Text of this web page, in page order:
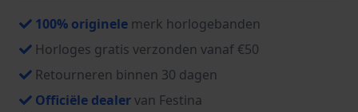
100% originele merk horlogebanden
Horloges gratis verzonden vanaf €50
Retourneren binnen 30 dagen
Officiële dealervan Festina